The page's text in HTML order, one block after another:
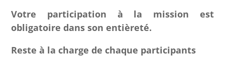
Votre participation à la mission est
obligatoire dans son entièreté.
Reste à la charge de chaque participants